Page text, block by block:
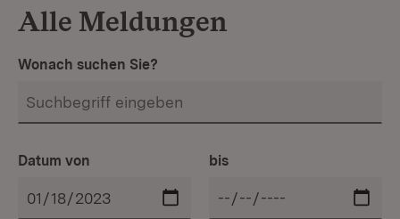
Alle Meldungen
Wonach suchen Sie?
Datum von bis